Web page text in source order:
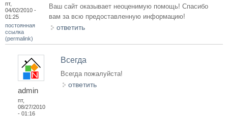
пт,
04/02/2010 -
01:25
постоянная
ссылка
(permalink)
Ваш сайт оказывает неоценимую помощь! Спасибо
вам за всю предоставленную информацию!
ответить
admin
пт,
08/27/2010
- 01:16
Всегда
Всегда пожалуйста!
ответить